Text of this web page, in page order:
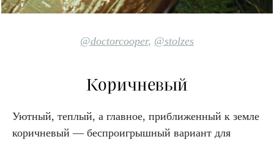
@doctorcooper, @stolzes
Коричневый
Уютный, теплый, а главное, приближенный к земле
коричневый — беспроигрышный вариант для